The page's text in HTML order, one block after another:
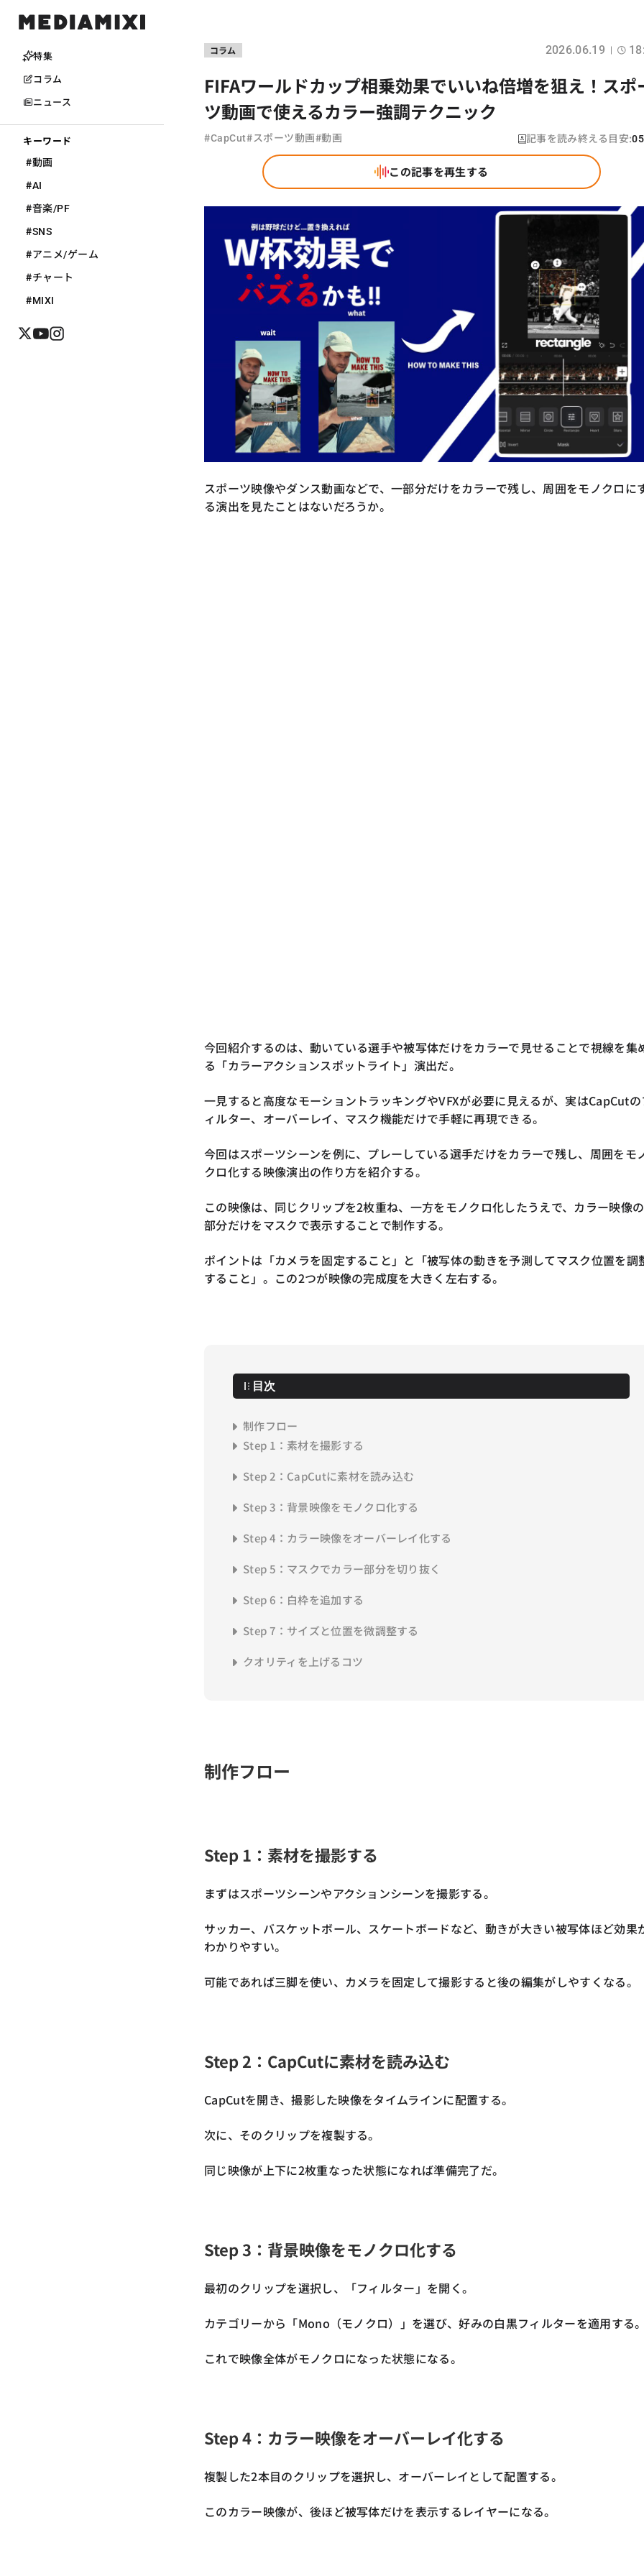
特集
コラム
ニュース
キーワード
#動画
#AI
#音楽/PF
#SNS
#アニメ/ゲーム
#チャート
#MIXI
コラム 2026.06.19
FIFAワールドカップ相乗効果でいいね倍増を狙え！スポ
ツ動画で使えるカラー強調テクニック
#CapCut#スポーツ動画#動画 記事を読み終える目安:
この記事を再生する
スポーツ映像やダンス動画などで、一部分だけをカラーで残し、周囲をモノクロに
る演出を見たことはないだろうか。
今回紹介するのは、動いている選手や被写体だけをカラーで見せることで視線を集
る「カラーアクションスポットライト」演出だ。
一見すると高度なモーショントラッキングやVFXが必要に見えるが、実はCapCut
ィルター、オーバーレイ、マスク機能だけで手軽に再現できる。
今回はスポーツシーンを例に、プレーしている選手だけをカラーで残し、周囲をモ
クロ化する映像演出の作り方を紹介する。
この映像は、同じクリップを2枚重ね、一方をモノクロ化したうえで、カラー映像
部分だけをマスクで表示することで制作する。
ポイントは「カメラを固定すること」と「被写体の動きを予測してマスク位置を調
すること」。この2つが映像の完成度を大きく左右する。
目次
制作フロー
Step 1：素材を撮影する
Step 2：CapCutに素材を読み込む
Step 3：背景映像をモノクロ化する
Step 4：カラー映像をオーバーレイ化する
Step 5：マスクでカラー部分を切り抜く
Step 6：白枠を追加する
Step 7：サイズと位置を微調整する
クオリティを上げるコツ
制作フロー
Step 1：素材を撮影する
まずはスポーツシーンやアクションシーンを撮影する。
サッカー、バスケットボール、スケートボードなど、動きが大きい被写体ほど効果
わかりやすい。
可能であれば三脚を使い、カメラを固定して撮影すると後の編集がしやすくなる。
Step 2：CapCutに素材を読み込む
CapCutを開き、撮影した映像をタイムラインに配置する。
次に、そのクリップを複製する。
同じ映像が上下に2枚重なった状態になれば準備完了だ。
Step 3：背景映像をモノクロ化する
最初のクリップを選択し、「フィルター」を開く。
カテゴリーから「Mono（モノクロ）」を選び、好みの白黒フィルターを適用する
これで映像全体がモノクロになった状態になる。
Step 4：カラー映像をオーバーレイ化する
複製した2本目のクリップを選択し、オーバーレイとして配置する。
このカラー映像が、後ほど被写体だけを表示するレイヤーになる。